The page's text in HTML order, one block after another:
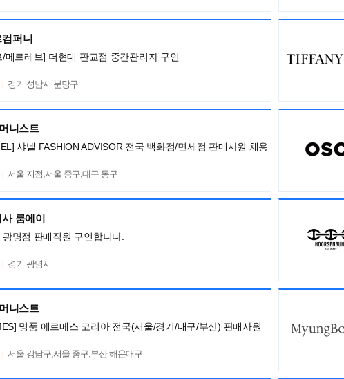
퍼니
/메르레브] 더현대 판교점 중간관리자 구인
경기 성남시 분당구
니스트
샤넬 FASHION ADVISOR 전국 백화점/면세점 판매사원 채용
서울 지점,서울 중구,대구 동구
룸에이
광명점 판매직원 구인합니다.
경기 광명시
니스트
명품 에르메스 코리아 전국(서울/경기/대구/부산) 판매사원
서울 강남구,서울 중구,부산 해운대구